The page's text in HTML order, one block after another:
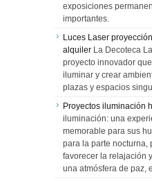
exposiciones
importantes.
Luces Laser
alquiler La Decoteca
proyecto innovador
iluminar y crear
plazas y espacios
Proyectos iluminación
iluminación: una
memorable para sus
para la parte nocturna,
favorecer la relajación
una atmósfera de paz,